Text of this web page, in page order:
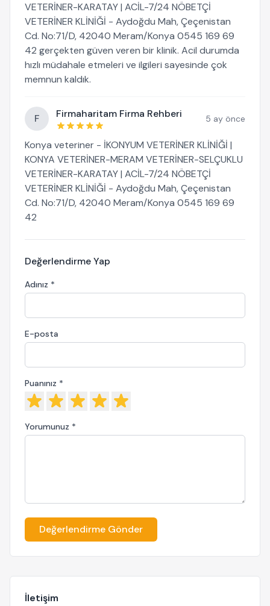
VETERİNER-KARATAY | ACİL-7/24 NÖBETÇİ
VETERİNER KLİNİĞİ - Aydoğdu Mah, Çeçenistan
Cd. No:71/D, 42040 Meram/Konya 0545 169 69
42 gerçekten güven veren bir klinik. Acil durumda
hızlı müdahale etmeleri ve ilgileri sayesinde çok
memnun kaldık.
F Firmaharitam Firma Rehberi 5 ay önce
Konya veteriner - İKONYUM VETERİNER KLİNİĞİ |
KONYA VETERİNER-MERAM VETERİNER-SELÇUKLU
VETERİNER-KARATAY | ACİL-7/24 NÖBETÇİ
VETERİNER KLİNİĞİ - Aydoğdu Mah, Çeçenistan
Cd. No:71/D, 42040 Meram/Konya 0545 169 69
42
Değerlendirme Yap
Adınız *
E-posta
Puanınız *
Yorumunuz *
Değerlendirme Gönder
İletişim